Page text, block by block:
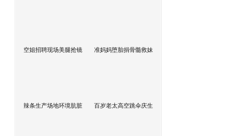
空姐招聘现场美腿抢镜 准妈妈堕胎捐骨髓救妹
辣条生产场地环境肮脏 百岁老太高空跳伞庆生